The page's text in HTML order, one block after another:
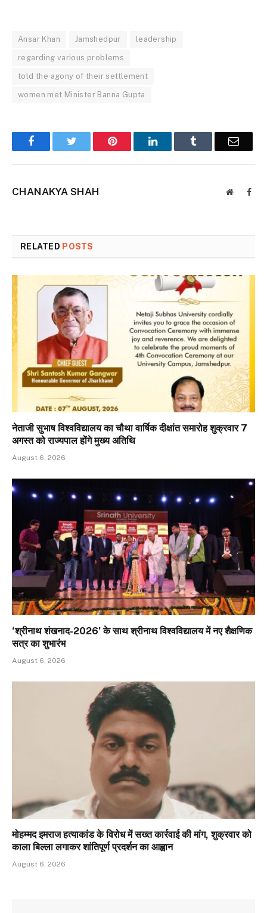
Ansar Khan Jamshedpur leadership
regarding various problems
told the agony of their settlement
women met Minister Banna Gupta
FacebookTwitter Pinterest LinkedInTumblr Email
CHANAKYA SHAH Website
RELATED POSTS
नेताजी सुभाष विश्वविद्यालय का चौथा वार्षिक दीक्षांत समारोह शुक्रवार 7
अगस्त को राज्यपाल होंगे मुख्य अतिथि
August 6, 2026
‘श्रीनाथ शंखनाद-2026’ के साथ श्रीनाथ विश्वविद्यालय में नए शैक्षणिक
सत्र का शुभारंभ
August 6, 2026
मोहम्मद इमराज हत्याकांड के विरोध में सख्त कार्रवाई की मांग, शुक्रवार को
काला बिल्ला लगाकर शांतिपूर्ण प्रदर्शन का आह्वान
August 6, 2026